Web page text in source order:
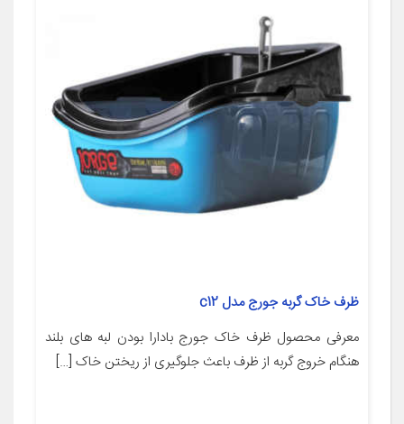
ظرف خاک گربه جورج مدل c12
معرفی محصول ظرف خاک جورج بادارا بودن لبه های بلند
هنگام خروج گربه از ظرف باعث جلوگیری از ریختن خاک […]